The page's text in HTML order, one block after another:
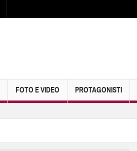
FOTO E VIDEO PROTAGONISTI